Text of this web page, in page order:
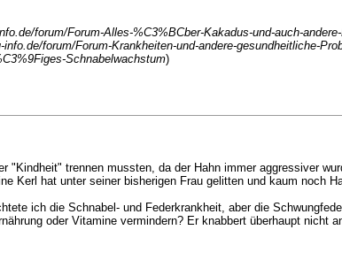
forum/Forum-Alles-%C3%BCber-Kakadus-und-auch-
forum/Forum-Krankheiten-und-andere-gesundheitliche-
Schnabelwachstum)
"Kindheit" trennen mussten, da der Hahn immer aggressiver
Kerl hat unter seiner bisherigen Frau gelitten und kaum noch
ich die Schnabel- und Federkrankheit, aber die
oder Vitamine vermindern? Er knabbert überhaupt nicht